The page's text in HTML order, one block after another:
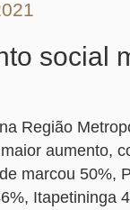
social
Região
aumento,
marcou 50%,
Itapetininga